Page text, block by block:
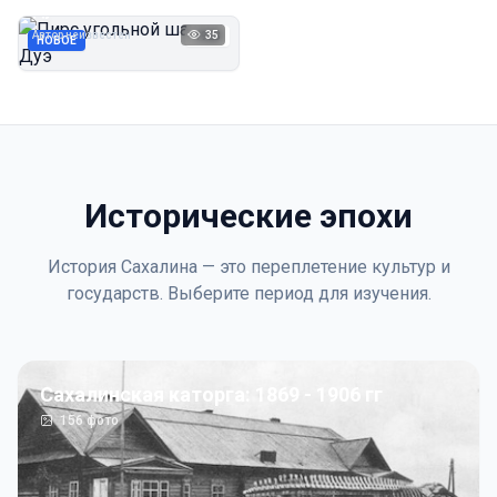
НОВОЕ 1923
Автор неизвестен 35
Исторические эпохи
История Сахалина — это переплетение культур и
государств. Выберите период для изучения.
Сахалинская каторга: 1869 - 1906 гг
156фото